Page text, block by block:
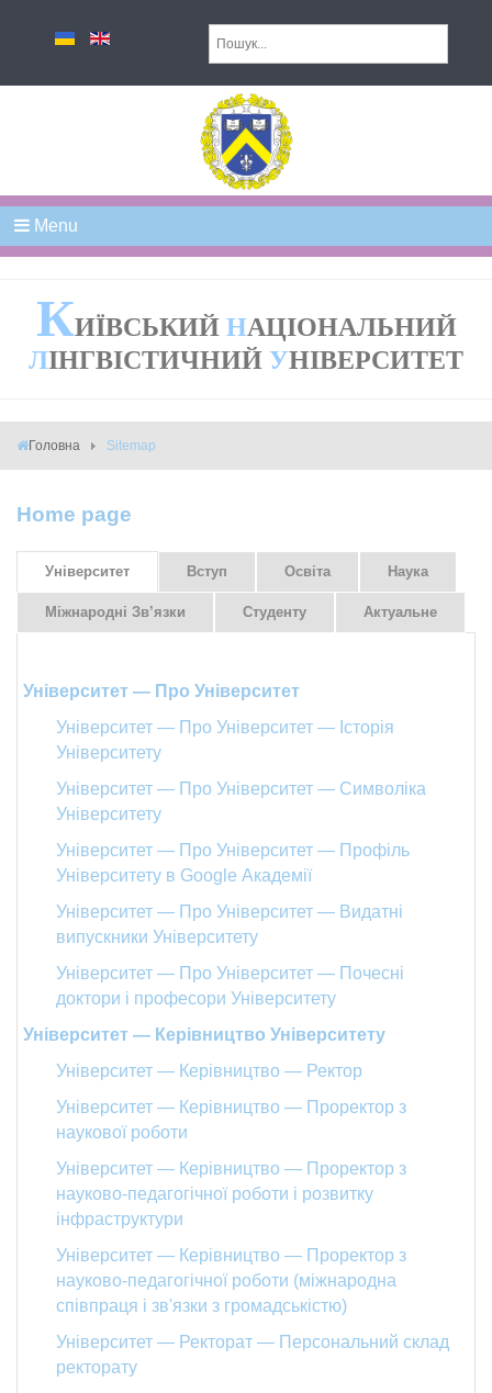
Menu
КИЇВСЬКИЙ НАЦІОНАЛЬНИЙ
ЛІНГВІСТИЧНИЙ УНІВЕРСИТЕТ
Головна Sitemap
Home page
Університет Вступ Освіта Наука
Міжнародні Зв’язки Студенту Актуальне
Університет — Про Університет
Університет — Про Університет — Історія
Університету
Університет — Про Університет — Символіка
Університету
Університет — Про Університет — Профіль
Університету в Google Академії
Університет — Про Університет — Видатні
випускники Університету
Університет — Про Університет — Почесні
доктори і професори Університету
Університет — Керівництво Університету
Університет — Керівництво — Ректор
Університет — Керівництво — Проректор з
наукової роботи
Університет — Керівництво — Проректор з
науково-педагогічної роботи і розвитку
інфраструктури
Університет — Керівництво — Проректор з
науково-педагогічної роботи (міжнародна
співпраця і зв'язки з громадськістю)
Університет — Ректорат — Персональний склад
ректорату